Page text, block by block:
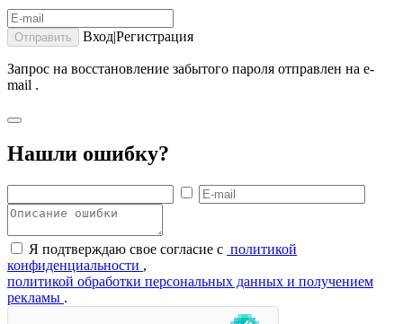
Отправить Вход|Регистрация
Запрос на восстановление забытого пароля отправлен на e-
mail .
Нашли ошибку?
Я подтверждаю свое согласие с политикой
конфиденциальности ,
политикой обработки персональных данных и получением
рекламы .